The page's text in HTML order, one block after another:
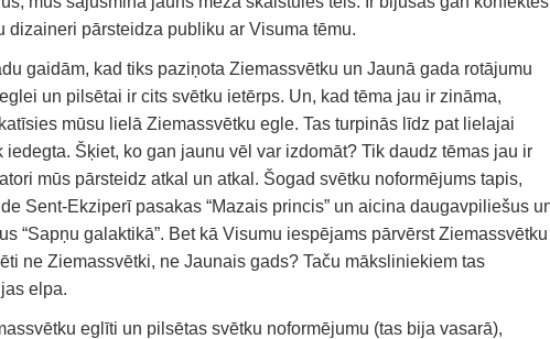
dizaineri pārsteidza publiku ar Visuma tēmu.
gaidām, kad tiks paziņota Ziemassvētku un Jaunā gada rotājumu
un pilsētai ir cits svētku ietērps. Un, kad tēma jau ir zināma,
mūsu lielā Ziemassvētku egle. Tas turpinās līdz pat lielajai
Šķiet, ko gan jaunu vēl var izdomāt? Tik daudz tēmas jau ir
mūs pārsteidz atkal un atkal. Šogad svētku noformējums tapis,
Sent-Ekziperī pasakas “Mazais princis” un aicina daugavpiliešus
“Sapņu galaktikā”. Bet kā Visumu iespējams pārvērst Ziemassvētku
ne Ziemassvētki, ne Jaunais gads? Taču māksliniekiem tas
elpa.
eglīti un pilsētas svētku noformējumu (tas bija vasarā),